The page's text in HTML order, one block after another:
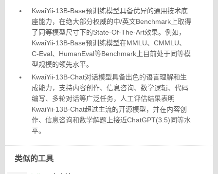
KwaiYii-13B-Base预训练模型具备优异的通用技术底
座能力，在绝大部分权威的中/英文Benchmark上取得
了同等模型尺寸下的State-Of-The-Art效果。例如，
KwaiYii-13B-Base预训练模型在MMLU、CMMLU、
C-Eval、HumanEval等Benchmark上目前处于同等模
型规模的领先水平。
KwaiYii-13B-Chat对话模型具备出色的语言理解和生
成能力，支持内容创作、信息咨询、数学逻辑、代码
编写、多轮对话等广泛任务，人工评估结果表明
KwaiYii-13B-Chat超过主流的开源模型，并在内容创
作、信息咨询和数学解题上接近ChatGPT(3.5)同等水
平。
类似的工具